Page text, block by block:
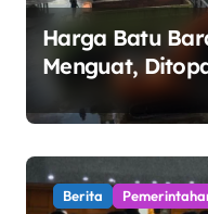
Harga Batu
Menguat,
Harga Minyak
Ketat di China
Berita